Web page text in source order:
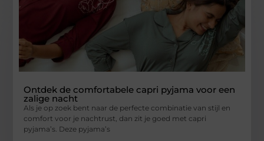
Ontdek de comfortabele capri pyjama voor een
zalige nacht
Als je op zoek bent naar de perfecte combinatie van stijl en
comfort voor je nachtrust, dan zit je goed met capri
pyjama’s. Deze pyjama’s